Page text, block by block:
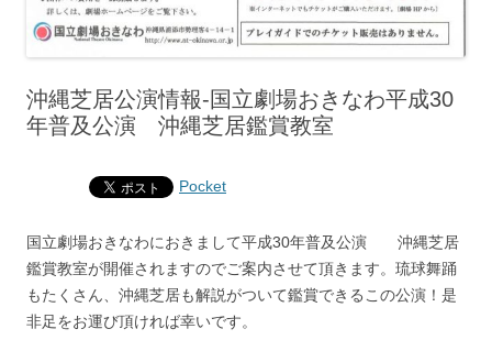
沖縄芝居公演情報‐国立劇場おきなわ平成30
年普及公演 沖縄芝居鑑賞教室
Pocket
国立劇場おきなわにおきまして平成30年普及公演 沖縄芝居
鑑賞教室が開催されますのでご案内させて頂きます。琉球舞踊
もたくさん、沖縄芝居も解説がついて鑑賞できるこの公演！是
非足をお運び頂ければ幸いです。